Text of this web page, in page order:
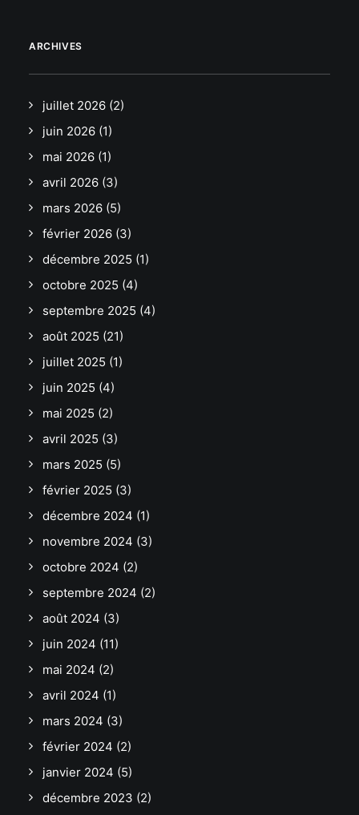
ARCHIVES
juillet 2026 (2)
juin 2026 (1)
mai 2026 (1)
avril 2026 (3)
mars 2026 (5)
février 2026 (3)
décembre 2025 (1)
octobre 2025 (4)
septembre 2025 (4)
août 2025 (21)
juillet 2025 (1)
juin 2025 (4)
mai 2025 (2)
avril 2025 (3)
mars 2025 (5)
février 2025 (3)
décembre 2024 (1)
novembre 2024 (3)
octobre 2024 (2)
septembre 2024 (2)
août 2024 (3)
juin 2024 (11)
mai 2024 (2)
avril 2024 (1)
mars 2024 (3)
février 2024 (2)
janvier 2024 (5)
décembre 2023 (2)